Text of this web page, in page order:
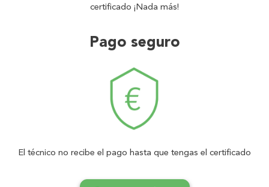
certificado ¡Nada más!
Pago seguro
El técnico no recibe el pago hasta que tengas el certificado